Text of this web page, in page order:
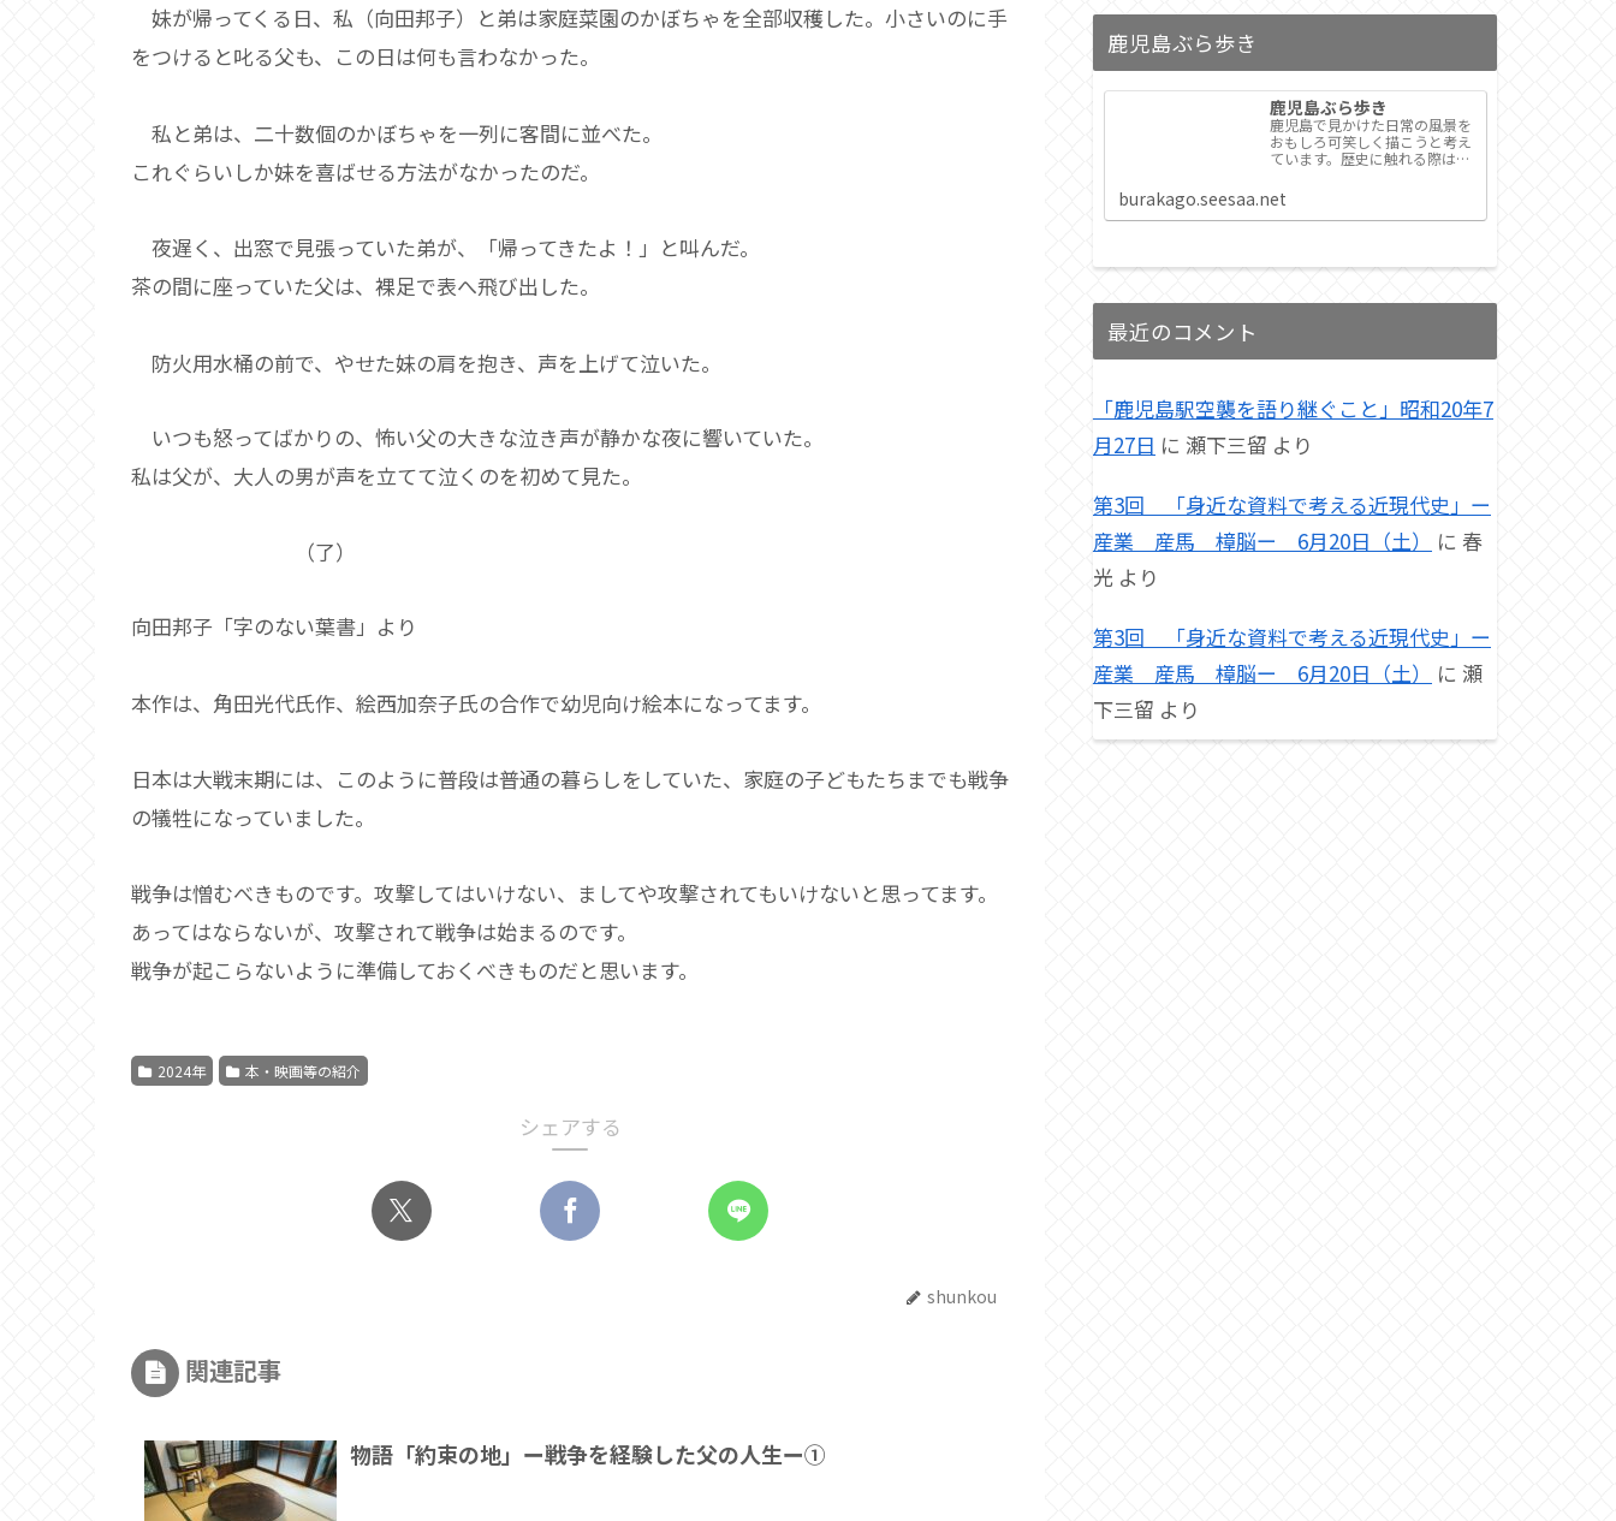
妹が帰ってくる日、私（向田邦子）と弟は家庭菜園のかぼちゃを全部収穫した。小さいのに手
をつけると叱る父も、この日は何も言わなかった。
私と弟は、二十数個のかぼちゃを一列に客間に並べた。
これぐらいしか妹を喜ばせる方法がなかったのだ。
夜遅く、出窓で見張っていた弟が、「帰ってきたよ！」と叫んだ。
茶の間に座っていた父は、裸足で表へ飛び出した。
防火用水桶の前で、やせた妹の肩を抱き、声を上げて泣いた。
いつも怒ってばかりの、怖い父の大きな泣き声が静かな夜に響いていた。
私は父が、大人の男が声を立てて泣くのを初めて見た。
（了）
向田邦子「字のない葉書」より
本作は、角田光代氏作、絵西加奈子氏の合作で幼児向け絵本になってます。
日本は大戦末期には、このように普段は普通の暮らしをしていた、家庭の子どもたちまでも戦争
の犠牲になっていました。
戦争は憎むべきものです。攻撃してはいけない、ましてや攻撃されてもいけないと思ってます。
あってはならないが、攻撃されて戦争は始まるのです。
戦争が起こらないように準備しておくべきものだと思います。
2024年 本・映画等の紹介
シェアする
shunkou
関連記事
物語「約束の地」ー戦争を経験した父の人生ー①
鹿児島ぶら歩き
鹿児島ぶら歩き
鹿児島で見かけた日常の風景を
おもしろ可笑しく描こうと考え
ています。歴史に触れる際は、
を心がけています。そのため、
更新に時間がかかっています。
burakago.seesaa.net
最近のコメント
「鹿児島駅空襲を語り継ぐこと」昭和20年7
月27日 に 瀬下三留 より
第3回 「身近な資料で考える近現代史」ー
産業 産馬 樟脳ー 6月20日（土）
に 春
光 より
第3回 「身近な資料で考える近現代史」ー
産業 産馬 樟脳ー 6月20日（土）
に 瀬
下三留 より